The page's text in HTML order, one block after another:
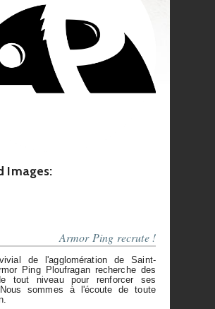
Images:
Armor Ping recrute !
de l'agglomération de Saint-
Ping Ploufragan recherche des
tout niveau pour renforcer ses
sommes à l'écoute de toute